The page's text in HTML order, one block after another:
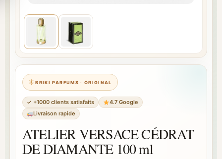
BRIKI PARFUMS · ORIGINAL
✓ +1000 clients satisfaits
4.7 Google
Livraison rapide
ATELIER VERSACE CÉDRAT
DE DIAMANTE 100 ml